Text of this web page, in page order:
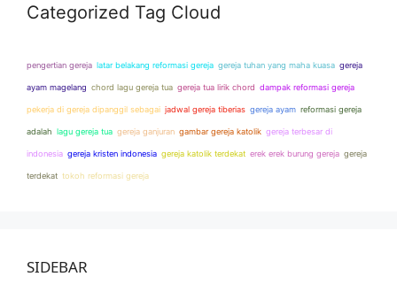
Categorized Tag Cloud
pengertian gereja latar belakang reformasi gereja gereja tuhan yang maha kuasa gereja
ayam magelang chord lagu gereja tua gereja tua lirik chord dampak reformasi gereja
pekerja di gereja dipanggil sebagai jadwal gereja tiberias gereja ayam reformasi gereja
adalah lagu gereja tua gereja ganjuran gambar gereja katolik gereja terbesar di
indonesia gereja kristen indonesia gereja katolik terdekat erek erek burung gereja gereja
terdekat tokoh reformasi gereja
SIDEBAR